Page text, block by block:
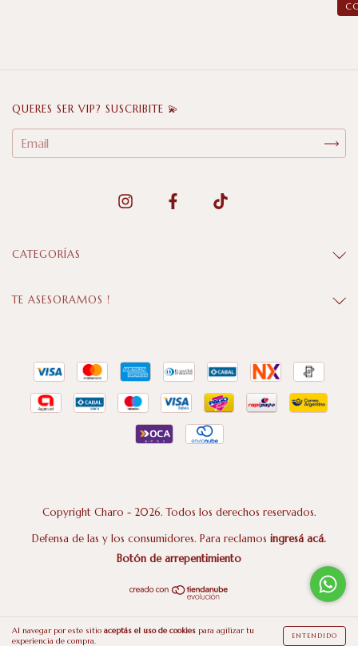
Al navegar por este sitio aceptás el uso de cookies para agilizar tu
experiencia de compra.
ENTENDIDO
QUERES SER VIP? SUSCRIBITE 💫
CATEGORÍAS
TE ASESORAMOS !
Copyright Charo - 2026. Todos los derechos reservados.
Defensa de las y los consumidores. Para reclamos ingresá acá.
Botón de arrepentimiento